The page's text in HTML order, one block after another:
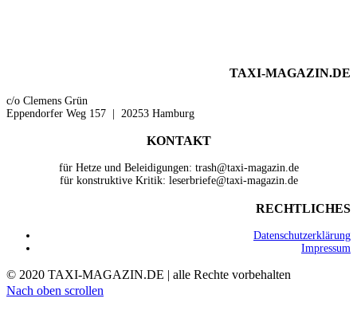
TAXI-MAGAZIN.DE
c/o Clemens Grün
Eppendorfer Weg 157 | 20253 Hamburg
KONTAKT
für Hetze und Beleidigungen: trash@taxi-magazin.de
für konstruktive Kritik: leserbriefe@taxi-magazin.de
RECHTLICHES
Datenschutzerklärung
Impressum
© 2020 TAXI-MAGAZIN.DE | alle Rechte vorbehalten
Nach oben scrollen